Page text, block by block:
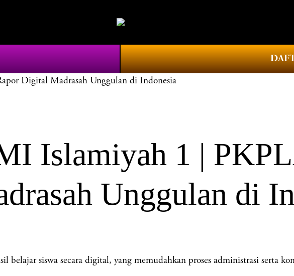
Digital Madrasah Unggulan di Indonesia
Islamiyah 1 |
Unggulan di
siswa secara digital, yang memudahkan proses administrasi serta